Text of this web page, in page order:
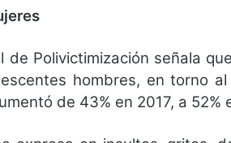
de Polivictimización señala
hombres, en torno
de 43% en 2017, a 52%